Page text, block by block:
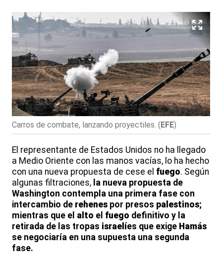
Carros de combate, lanzando proyectiles. (EFE)
El representante de Estados Unidos no ha llegado
a Medio Oriente con las manos vacías, lo ha hecho
con una nueva propuesta de cese el fuego. Según
algunas filtraciones, la nueva propuesta de
Washington contempla una primera fase con
intercambio de rehenes por presos palestinos;
mientras que el alto el fuego definitivo y la
retirada de las tropas israelíes que exige Hamás
se negociaría en una supuesta una segunda
fase.